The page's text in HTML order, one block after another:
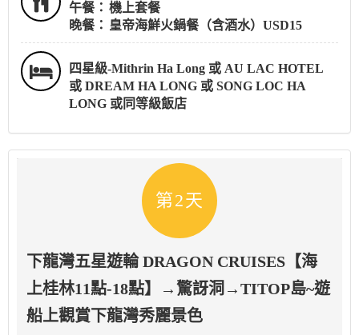
午餐： 機上套餐
晚餐： 皇帝海鮮火鍋餐（含酒水）USD15
四星級-Mithrin Ha Long 或 AU LAC HOTEL
或 DREAM HA LONG 或 SONG LOC HA
LONG 或同等級飯店
第2天
下龍灣五星遊輪 DRAGON CRUISES【海
上桂林11點-18點】→驚訝洞→TITOP島~遊
船上觀賞下龍灣秀麗景色